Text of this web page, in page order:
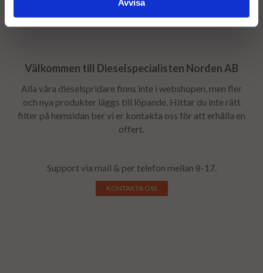
Avvisa
Välkommen till Dieselspecialisten Norden AB
Alla våra dieselspridare finns inte i webshopen, men fler
och nya produkter läggs till löpande. Hittar du inte rätt
filter på hemsidan ber vi er kontakta oss för att erhålla en
offert.
Support via mail & per telefon mellan 8-17.
KONTAKTA OSS